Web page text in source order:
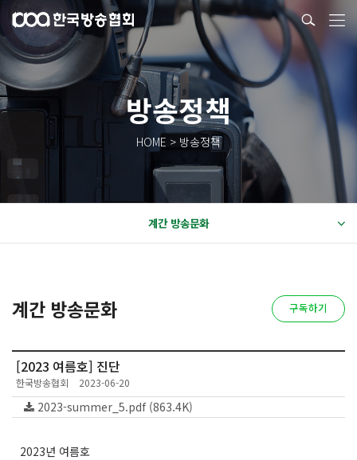
방송정책
HOME > 방송정책
계간 방송문화
계간 방송문화 구독하기
[2023 여름호] 진단
한국방송협회 2023-06-20
2023-summer_5.pdf (863.4K)
2023년 여름호